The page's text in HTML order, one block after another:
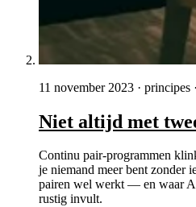
11 november 2023 · principes
Niet altijd met
Continu pair-programmen
je niemand meer bent zonder
pairen wel werkt — en waar
rustig invult.